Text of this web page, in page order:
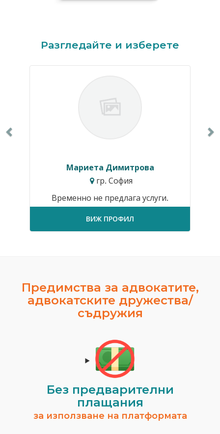
Разгледайте и изберете
Мариета Димитрова
гр. София
Временно не предлага услуги.
ВИЖ ПРОФИЛ
Предимства за адвокатите,
адвокатските дружества/
съдружия
Без предварителни
плащания
за използване на платформата